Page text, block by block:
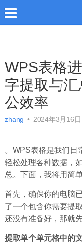
WPS表格
字提取与
公效率
zhang • 2024年3月16日
。WPS表格是我们日
轻松处理各种数据，
总。下面，我将用简
首先，确保你的电脑
了一个包含你需要提
还没有准备好，那就
提取单个单元格中的